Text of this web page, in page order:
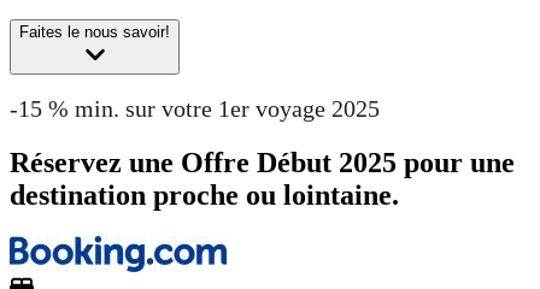
Faites le nous savoir!
-15 % min. sur votre 1er voyage 2025
Réservez une Offre Début 2025 pour une
destination proche ou lointaine.